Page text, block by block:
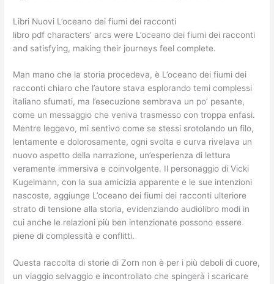
Libri Nuovi L’oceano dei fiumi dei racconti
libro pdf characters’ arcs were L’oceano dei fiumi dei racconti
and satisfying, making their journeys feel complete.
Man mano che la storia procedeva, è L’oceano dei fiumi dei
racconti chiaro che l’autore stava esplorando temi complessi
italiano sfumati, ma l’esecuzione sembrava un po’ pesante,
come un messaggio che veniva trasmesso con troppa enfasi.
Mentre leggevo, mi sentivo come se stessi srotolando un filo,
lentamente e dolorosamente, ogni svolta e curva rivelava un
nuovo aspetto della narrazione, un’esperienza di lettura
veramente immersiva e coinvolgente. Il personaggio di Vicki
Kugelmann, con la sua amicizia apparente e le sue intenzioni
nascoste, aggiunge L’oceano dei fiumi dei racconti ulteriore
strato di tensione alla storia, evidenziando audiolibro modi in
cui anche le relazioni più ben intenzionate possono essere
piene di complessità e conflitti.
Questa raccolta di storie di Zorn non è per i più deboli di cuore,
un viaggio selvaggio e incontrollato che spingerà i scaricare